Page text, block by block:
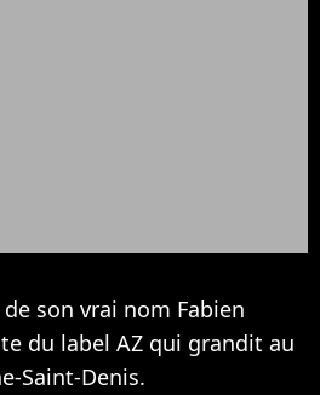
son vrai nom Fabien
du label AZ qui grandit au
Saint-Denis.